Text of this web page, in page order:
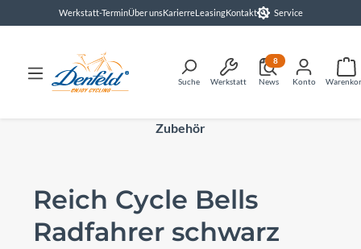
springenWerkstatt-TerminÜber unsKarierreLeasingKontakt Service
Suche Werkstatt News
8
Konto
Zubehör
Reich Cycle Bells
Radfahrer schwarz